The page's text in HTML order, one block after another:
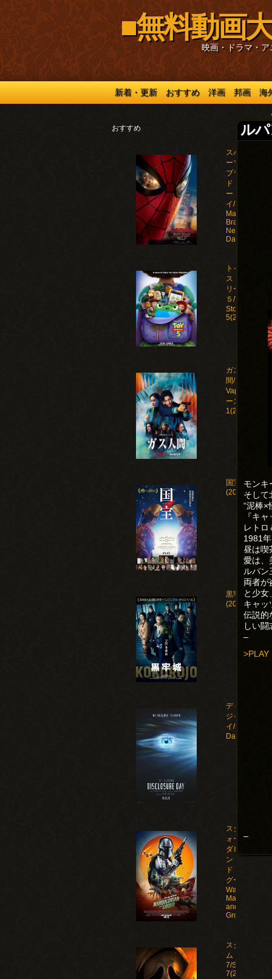
■無料動画
映画・ドラマ・ア
新着・更新 おすすめ 洋画 邦画 海
おすすめ
スパイダ
ーマン：
ブラン
ド・ニュ
ー・デ
イ/Spider-
Man:
Brand
New
Day(2026)
トイ・
ストー
リー
５/Toy
Story
5(2026)
ガス人
間/Human
Vapor シ
ーズン
1(2026)
国宝
(2025)
黒牢城
(2026)
ディスクロー
ジャー・デ
イ/Disclosure
Day(2026)
スター・ウ
ォーズ マン
ダロリア
ン・アン
ド・グロー
グー/Star
Wars: The
Mandalorian
and
Grogu(2026)
スクリー
ム
7/Scream
7(2026)
ル
モンキ
そし
“泥棒×
『キ
レト
1981
昼は喫
愛は、
ルパ
両者
と少女
キャッ
伝説的
しい
–
>PLAY
–